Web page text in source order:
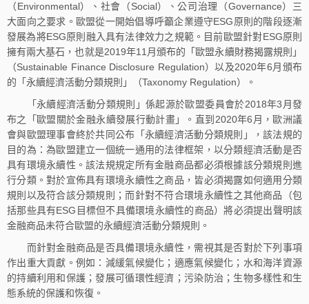
（Environmental）、社會（Social）、公司治理（Governance）三
大面向之要求。歐盟從一開始倡導呼籲企業遵守ESG原則的階段逐漸
發展為將ESG原則融入具有法律效力之規範。目前歐盟針對ESG原則
擁有兩大基石，也就是2019年11月頒布的「歐盟永續財務揭露規則」
（Sustainable Finance Disclosure Regulation）以及2020年6月頒布
的「永續經濟活動分類規則」（Taxonomy Regulation）。
「永續經濟活動分類規則」係起源於歐盟委員會於2018年3月發
布之「歐盟關於金融永續發展行動計畫」。直到2020年6月，歐洲議
會與歐盟理事會終於共同公布「永續經濟活動分類規則」，該法規的
目的為：為歐盟建立一個統一通用的法律框架，以分類經濟活動是否
具有環境永續性。該法規規定所有金融商品都必須根據該分類規則進
行分類。對於宣佈具有環境永續性之商品，皆必須揭露如何適用分類
規則以及符合該分類規則；而針對不符合環境永續性之其他商品（包
括那些具有ESG目標但不具備環境永續性的商品）將必須提出聲明該
金融商品未符合歐盟的永續經濟活動分類規則。
而針對金融商品是否具備環境永續性，需視其是否對於下列事項
作出重大貢獻。例如：減緩氣候變化；適應氣候變化；水和海洋資源
的持續利用和保護；發展可循環性經濟；污染防治；生物多樣性和生
態系統的保護和恢復。